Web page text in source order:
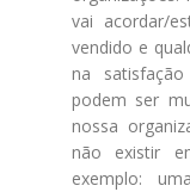
vai acordar/
vendido e
na
podem ser
nossa
não existir
exemplo: